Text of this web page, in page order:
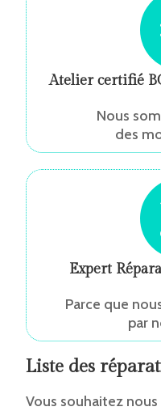
Atelier certifié
Nous
des
Expert
Parce que
par
Liste des
Vous souhaitez